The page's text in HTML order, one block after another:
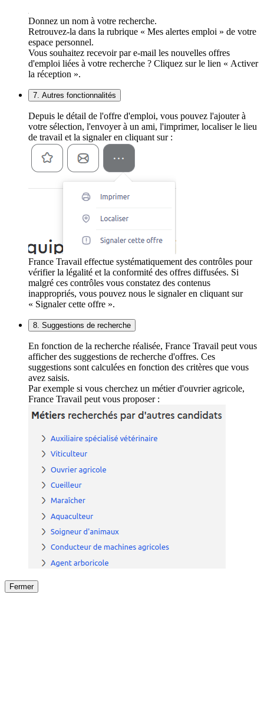
Donnez un nom à votre recherche.
Retrouvez-la dans la rubrique « Mes alertes emploi » de votre
espace personnel.
Vous souhaitez recevoir par e-mail les nouvelles offres
d'emploi liées à votre recherche ? Cliquez sur le lien « Activer
la réception ».
7. Autres fonctionnalités
Depuis le détail de l'offre d'emploi, vous pouvez l'ajouter à
votre sélection, l'envoyer à un ami, l'imprimer, localiser le lieu
de travail et la signaler en cliquant sur :
France Travail effectue systématiquement des contrôles pour
vérifier la légalité et la conformité des offres diffusées. Si
malgré ces contrôles vous constatez des contenus
inappropriés, vous pouvez nous le signaler en cliquant sur
« Signaler cette offre ».
8. Suggestions de recherche
En fonction de la recherche réalisée, France Travail peut vous
afficher des suggestions de recherche d'offres. Ces
suggestions sont calculées en fonction des critères que vous
avez saisis.
Par exemple si vous cherchez un métier d'ouvrier agricole,
France Travail peut vous proposer :
Fermer